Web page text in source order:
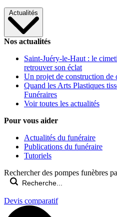
Actualités
Nos actualités
Saint-Juéry-le-Haut : le
retrouver son éclat
Un projet de construction de
Quand les Arts Plastiques
Funéraires
Voir toutes les actualités
Pour vous aider
Actualités du funéraire
Publications du funéraire
Tutoriels
Rechercher des pompes funèbres
Devis comparatif